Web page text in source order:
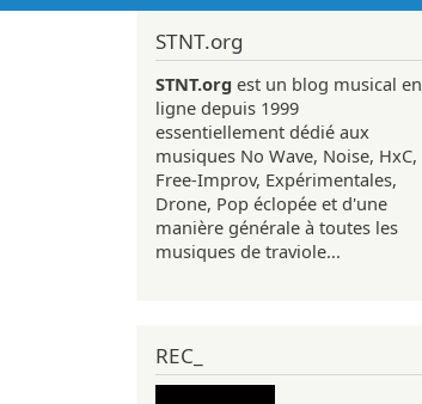
STNT.org
STNT.org est un blog musical en
ligne depuis 1999
essentiellement dédié aux
musiques No Wave, Noise, HxC,
Free-Improv, Expérimentales,
Drone, Pop éclopée et d'une
manière générale à toutes les
musiques de traviole...
REC_